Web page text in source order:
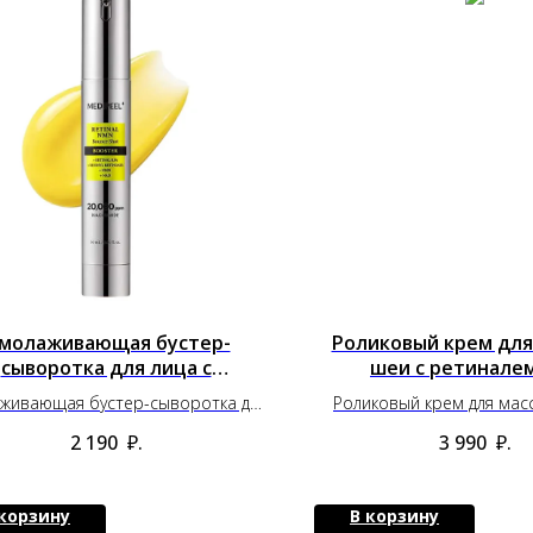
бустер-
сыворотка для лица с
ретиналем
бустер-сыворотка для
2 190 ₽.
Роликовый крем
шеи с
Роликовый крем для
3 990 ₽.
В корзину